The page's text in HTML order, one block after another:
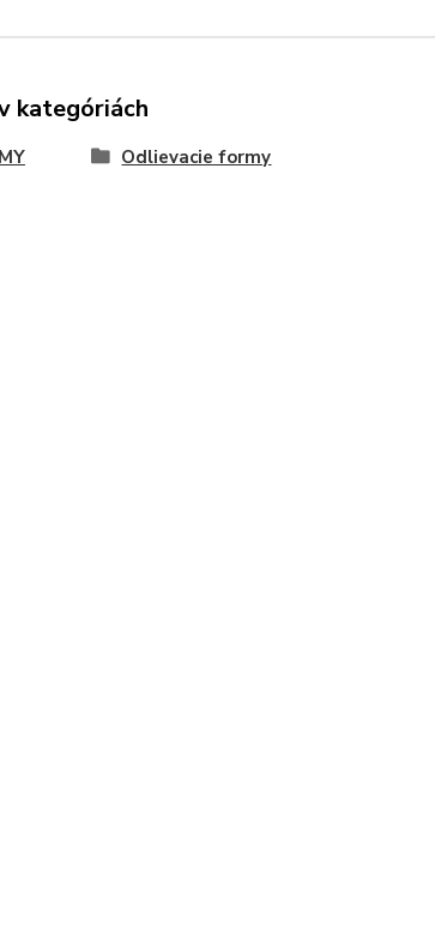
kategóriách
Odlievacie formy